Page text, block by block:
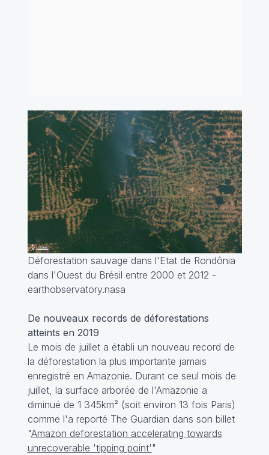
Déforestation sauvage dans l'Etat de Rondônia
dans l'Ouest du Brésil entre 2000 et 2012 -
earthobservatory.nasa
De nouveaux records de déforestations
atteints en 2019
Le mois de juillet a établi un nouveau record de
la déforestation la plus importante jamais
enregistré en Amazonie. Durant ce seul mois de
juillet, la surface arborée de l'Amazonie a
diminué de 1 345km² (soit environ 13 fois Paris)
comme l'a reporté The Guardian dans son billet
"Amazon deforestation accelerating towards
unrecoverable 'tipping point'"